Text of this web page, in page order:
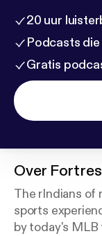
20 uur
Podcasts
Gratis
Over
The rIndians of
sports
by today's MLB